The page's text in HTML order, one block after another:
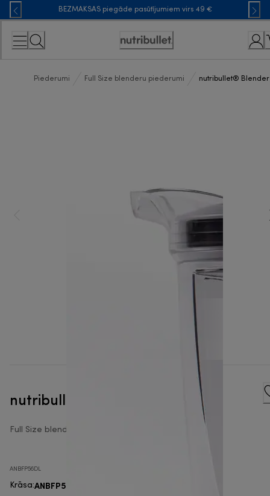
Skip
to
Content
BEZMAKSAS piegāde pasūtījumiem virs 49 €
Accessibility
Piederumi Full Size blenderu piederumi nutribullet® Blender
nutribullet® Blender 1,6 l krūze
Full Size blenderu piederumi
ANBFP56DL
Krāsa:ANBFP56DL